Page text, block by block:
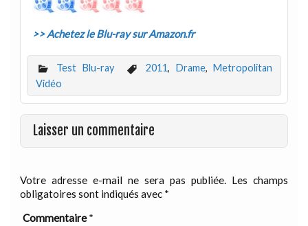
>> Achetez le Blu-ray sur Amazon.fr
Test Blu-ray 2011, Drame,Metropolitan
Vidéo
Laisser un commentaire
Votre adresse e-mail ne sera pas publiée. Les champs
obligatoires sont indiqués avec *
Commentaire*